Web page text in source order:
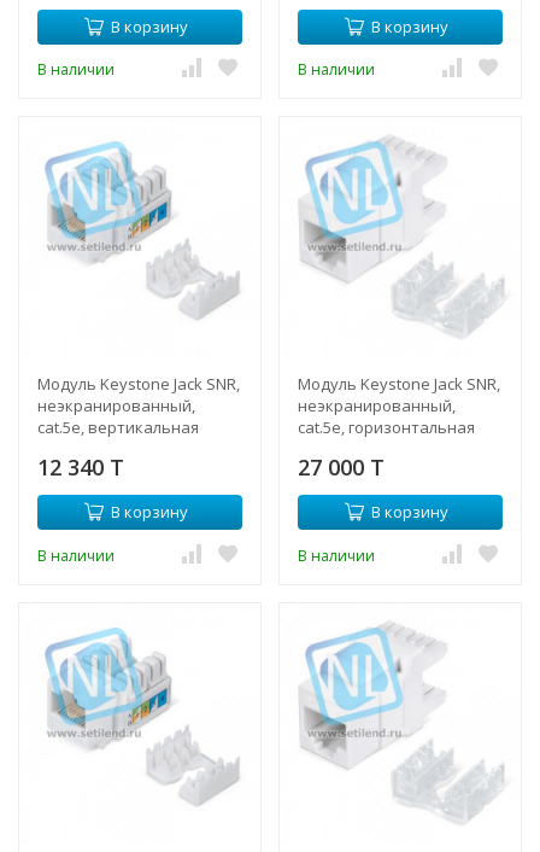
В корзину
В наличии
В корзину
В наличии
Модуль Keystone Jack SNR,
неэкранированный,
cat.5e, вертикальная
12 340 T
В корзину
В наличии
Модуль Keystone Jack SNR,
неэкранированный,
cat.5e, горизонтальная
27 000 T
В корзину
В наличии